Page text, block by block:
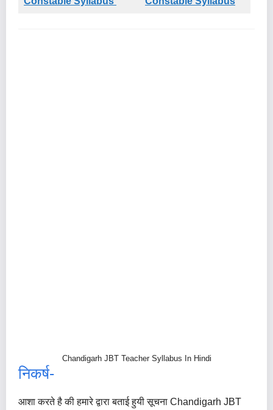
Chandigarh JBT Teacher Syllabus In Hindi
निकर्ष-
आशा करते है की हमारे द्वारा बताई हुयी सूचना Chandigarh JBT